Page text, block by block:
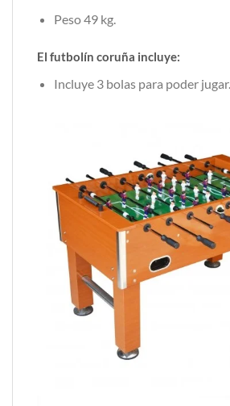
Peso 49 kg.
El futbolín coruña incluye:
Incluye 3 bolas para poder jugar.